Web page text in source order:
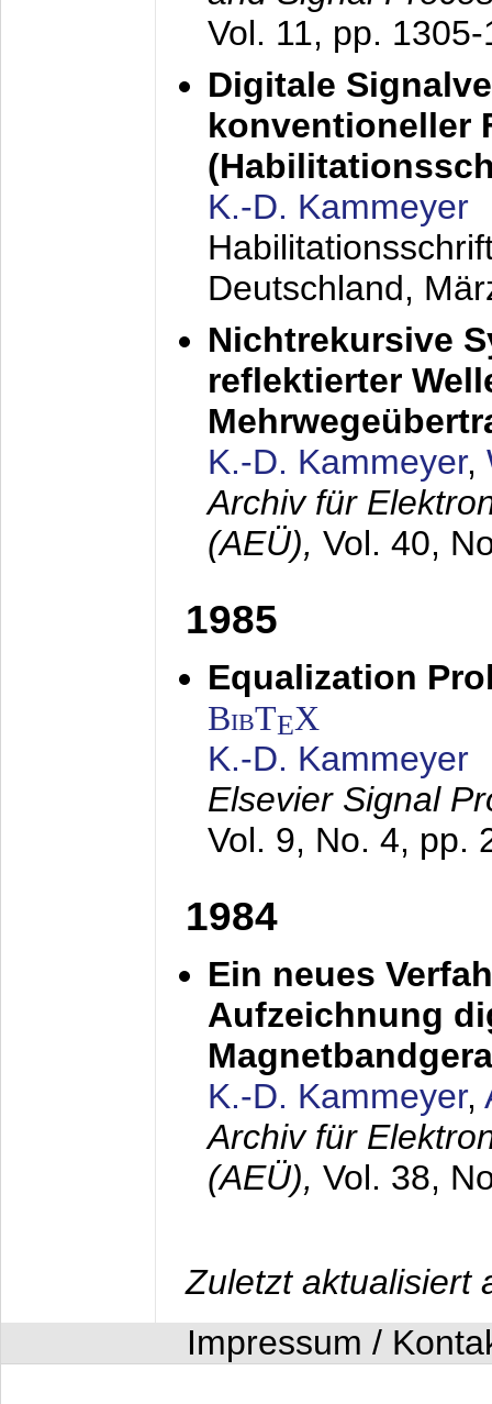
Vol. 11, pp.
Digitale
konventioneller
K.-D. Kammeyer
Deutschland,
Nichtrekursive
reflektierter
K.-D. Kammeyer,
Archiv für
(AEÜ), Vol. 40,
1985
Equalization
BibTEX
K.-D. Kammeyer
Elsevier Signal
Vol. 9, No. 4, pp.
1984
Ein neues
Aufzeichnung
K.-D. Kammeyer,
Archiv für
(AEÜ), Vol. 38,
Zuletzt aktualisiert
Impressum /